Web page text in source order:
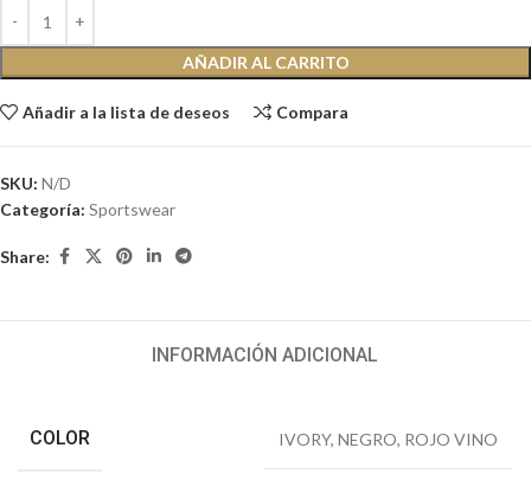
AÑADIR AL CARRITO
Añadir a la lista de deseos Compara
SKU: N/D
Categoría: Sportswear
Share:
INFORMACIÓN ADICIONAL
COLOR IVORY,NEGRO, ROJO VINO